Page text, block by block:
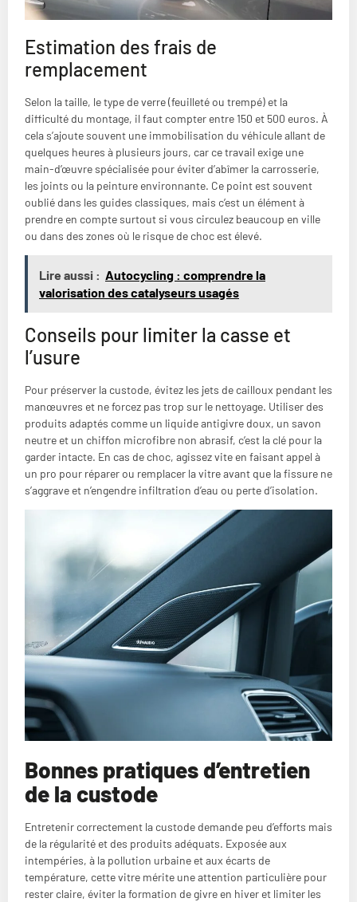
Estimation des frais de
remplacement
Selon la taille, le type de verre (feuilleté ou trempé) et la
difficulté du montage, il faut compter entre 150 et 500 euros. À
cela s’ajoute souvent une immobilisation du véhicule allant de
quelques heures à plusieurs jours, car ce travail exige une
main-d’œuvre spécialisée pour éviter d’abîmer la carrosserie,
les joints ou la peinture environnante. Ce point est souvent
oublié dans les guides classiques, mais c’est un élément à
prendre en compte surtout si vous circulez beaucoup en ville
ou dans des zones où le risque de choc est élevé.
Lire aussi : Autocycling : comprendre la
valorisation des catalyseurs usagés
Conseils pour limiter la casse et
l’usure
Pour préserver la custode, évitez les jets de cailloux pendant les
manœuvres et ne forcez pas trop sur le nettoyage. Utiliser des
produits adaptés comme un liquide antigivre doux, un savon
neutre et un chiffon microfibre non abrasif, c’est la clé pour la
garder intacte. En cas de choc, agissez vite en faisant appel à
un pro pour réparer ou remplacer la vitre avant que la fissure ne
s’aggrave et n’engendre infiltration d’eau ou perte d’isolation.
Bonnes pratiques d’entretien
de la custode
Entretenir correctement la custode demande peu d’efforts mais
de la régularité et des produits adéquats. Exposée aux
intempéries, à la pollution urbaine et aux écarts de
température, cette vitre mérite une attention particulière pour
rester claire, éviter la formation de givre en hiver et limiter les